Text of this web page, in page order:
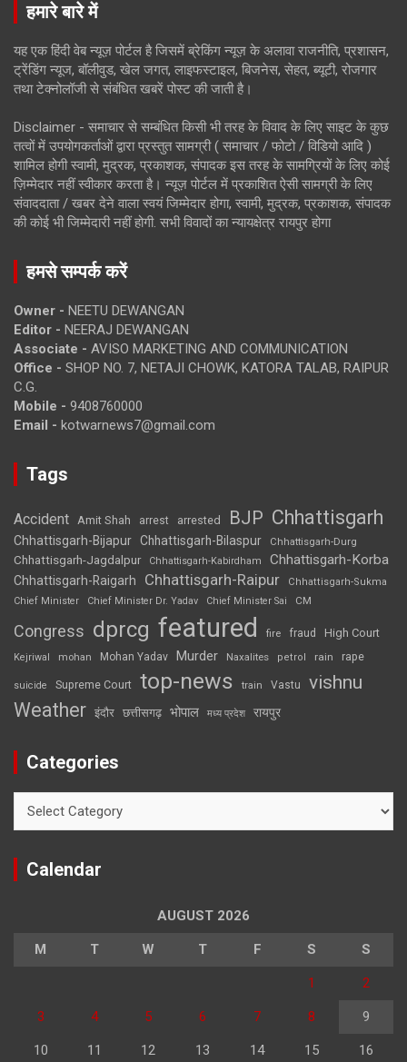
हमारे बारे में
यह एक हिंदी वेब न्यूज़ पोर्टल है जिसमें ब्रेकिंग न्यूज़ के अलावा राजनीति, प्रशासन,
ट्रेंडिंग न्यूज, बॉलीवुड, खेल जगत, लाइफस्टाइल, बिजनेस, सेहत, ब्यूटी, रोजगार
तथा टेक्नोलॉजी से संबंधित खबरें पोस्ट की जाती है।
Disclaimer - समाचार से सम्बंधित किसी भी तरह के विवाद के लिए साइट के कुछ
तत्वों में उपयोगकर्ताओं द्वारा प्रस्तुत सामग्री ( समाचार / फोटो / विडियो आदि )
शामिल होगी स्वामी, मुद्रक, प्रकाशक, संपादक इस तरह के सामग्रियों के लिए कोई
ज़िम्मेदार नहीं स्वीकार करता है। न्यूज़ पोर्टल में प्रकाशित ऐसी सामग्री के लिए
संवाददाता / खबर देने वाला स्वयं जिम्मेदार होगा, स्वामी, मुद्रक, प्रकाशक, संपादक
की कोई भी जिम्मेदारी नहीं होगी. सभी विवादों का न्यायक्षेत्र रायपुर होगा
हमसे सम्पर्क करें
Owner - NEETU DEWANGAN
Editor - NEERAJ DEWANGAN
Associate - AVISO MARKETING AND COMMUNICATION
Office - SHOP NO. 7, NETAJI CHOWK, KATORA TALAB, RAIPUR
C.G.
Mobile - 9408760000
Email - kotwarnews7@gmail.com
Tags
Accident Amit Shah arrest arrested BJP Chhattisgarh
Chhattisgarh-Bijapur Chhattisgarh-Bilaspur Chhattisgarh-Durg
Chhattisgarh-Jagdalpur Chhattisgarh-Kabirdham Chhattisgarh-Korba
Chhattisgarh-Raigarh Chhattisgarh-Raipur
Chhattisgarh-Sukma
Chief Minister
Chief Minister Dr. Yadav Chief Minister Sai CM
Congress dprcg featured fire fraud High Court
Kejriwal mohan Mohan Yadav Murder Naxalites petrol rain rape
suicide Supreme Court top-news train Vastu vishnu
Weather इंदौर छत्तीसगढ़ भोपाल मध्य प्रदेश रायपुर
Categories
Calendar
AUGUST 2026
M T W T F S S
1 2
3 4 5 6 7 8 9
10 11 12 13 14 15 16